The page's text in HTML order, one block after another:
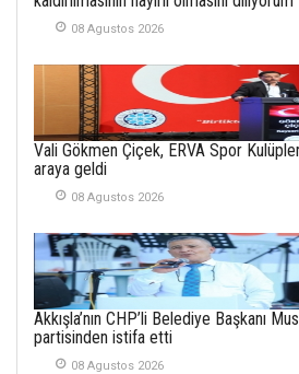
puana Ulaştı
01 Mayis 2026
08 Agustos 2026
Vali Gökmen Çiçek, ERVA Spor
araya geldi
08 Agustos 2026
Akkışla’nın CHP’li Belediye Başkanı
partisinden istifa etti
08 Agustos 2026